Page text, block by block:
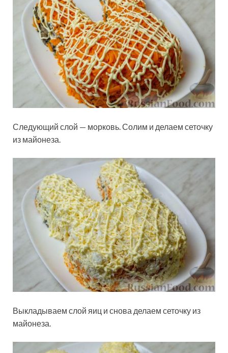
Следующий слой — морковь. Солим и делаем сеточку
из майонеза.
Выкладываем слой яиц и снова делаем сеточку из
майонеза.